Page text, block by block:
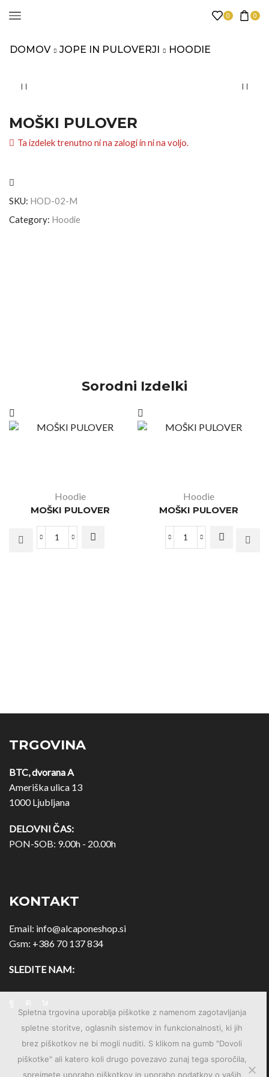
0 0
DOMOV JOPE IN PULOVERJI HOODIE
MOŠKI PULOVER
Ta izdelek trenutno ni na zalogi in ni na voljo.
SKU: HOD-02-M
Category: Hoodie
Sorodni Izdelki
Hoodie
MOŠKI PULOVER
Hoodie
MOŠKI PULOVER
TRGOVINA
BTC, dvorana A
Ameriška ulica 13
1000 Ljubljana
DELOVNI ČAS:
PON-SOB: 9.00h - 20.00h
KONTAKT
Email: info@alcaponeshop.si
Gsm: +386 70 137 834
SLEDITE NAM:
Spletna trgovina uporablja piškotke z namenom zagotavljanja
spletne storitve, oglasnih sistemov in funkcionalnosti, ki jih
brez piškotkov ne bi mogli nuditi. S klikom na gumb "Dovoli
piškotke" ali katero koli drugo povezavo zunaj tega sporočila,
sprejmete uporabo piškotkov in uporabo podatkov o vaših